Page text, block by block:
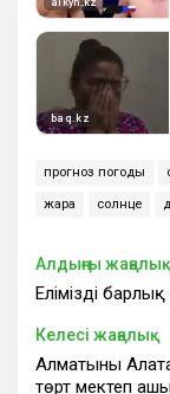
прогноз погоды
жара солнце
Алдыңғы жаңалық
Еліміздің
Келесі жаңалық
Алматының
төрт мектеп